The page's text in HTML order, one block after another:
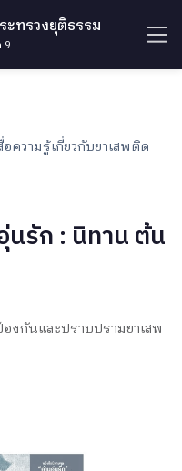
ะทรวงยุติธรรม
9
อความรู้เกี่ยวกับยาเสพติด
รัก : นิทาน ต้น
งกันและปราบปรามยาเสพ